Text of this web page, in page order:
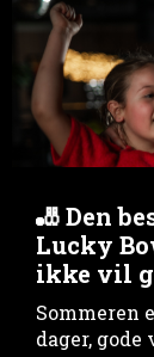
🎳 Den
Lucky
ikke vil
Sommeren
dager,